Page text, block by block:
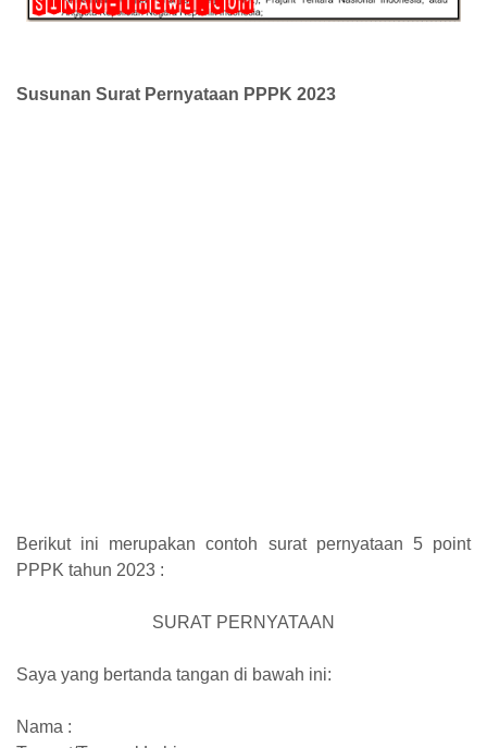
Susunan Surat Pernyataan PPPK 2023
Berikut ini merupakan contoh surat pernyataan 5 point
PPPK tahun 2023 :
SURAT PERNYATAAN
Saya yang bertanda tangan di bawah ini:
Nama :